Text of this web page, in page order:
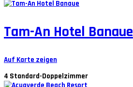
Tam-An Hotel Banaue
Auf Karte zeigen
4 Standard-Doppelzimmer